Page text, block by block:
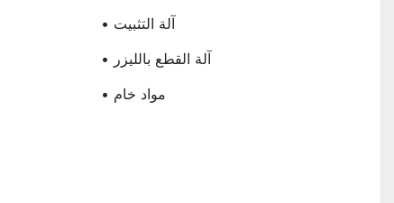
• آلة التثبيت
• آلة القطع بالليزر
• مواد خام